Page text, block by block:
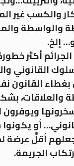
والكسب غير
والواسطة
إلخ.
أكثر
القانوني
القانون
والعلاقات،
ويوفرون
أو
أقلَّ عرضةً
الجريمة.